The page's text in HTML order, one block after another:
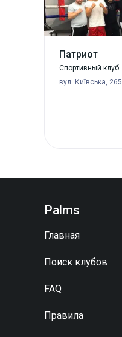
Патриот
Спортивный клуб
вул. Київська, 265
Palms
Главная
Поиск клубов
FAQ
Правила